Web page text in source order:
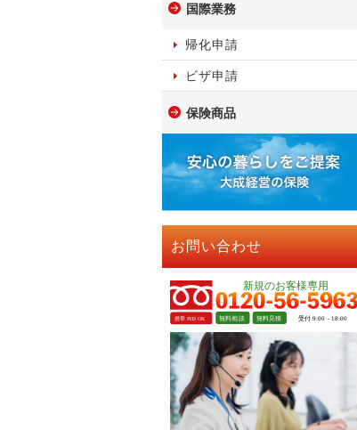
国際業務
帰化申請
ビザ申請
保険商品
お問い合わせ